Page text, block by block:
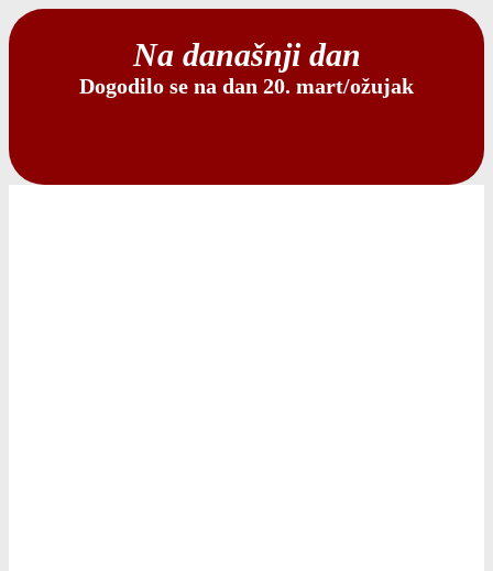
Na današnji dan
Dogodilo se na dan 20. mart/ožujak